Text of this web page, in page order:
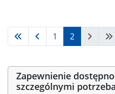
Zapewnienie
szczególnymi
1 2